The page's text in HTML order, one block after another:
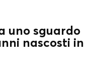
uno sguardo
nascosti in